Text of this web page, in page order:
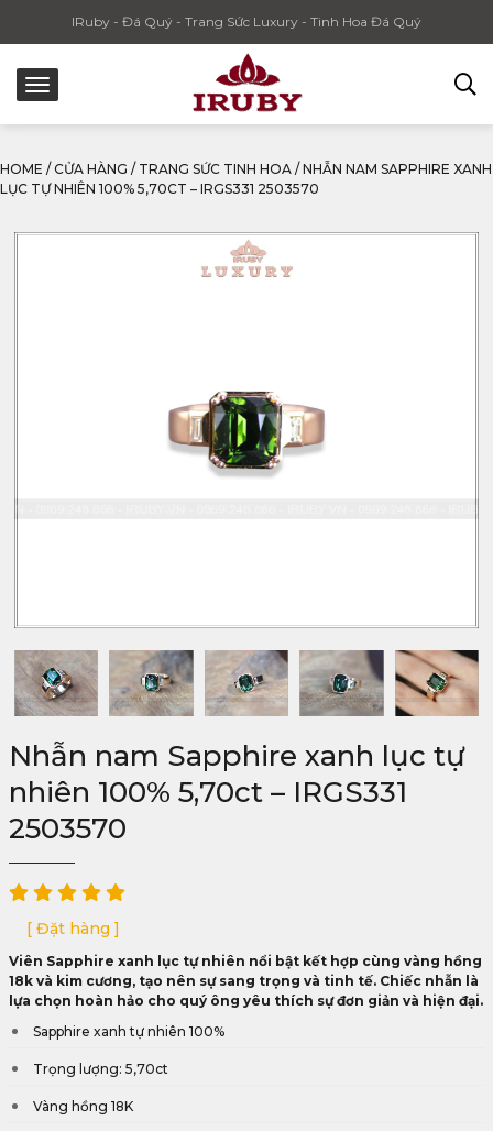
IRuby - Đá Quý - Trang Sức Luxury - Tinh Hoa Đá Quý
HOME / CỬA HÀNG / TRANG SỨC TINH HOA / NHẪN NAM SAPPHIRE XANH
LỤC TỰ NHIÊN 100% 5,70CT – IRGS331 2503570
Nhẫn nam Sapphire xanh lục tự
nhiên 100% 5,70ct – IRGS331
2503570
[ Đặt hàng ]
Viên Sapphire xanh lục tự nhiên nổi bật kết hợp cùng vàng hồng
18k và kim cương, tạo nên sự sang trọng và tinh tế. Chiếc nhẫn là
lựa chọn hoàn hảo cho quý ông yêu thích sự đơn giản và hiện đại.
Sapphire xanh tự nhiên 100%
Trọng lượng: 5,70ct
Vàng hồng 18K